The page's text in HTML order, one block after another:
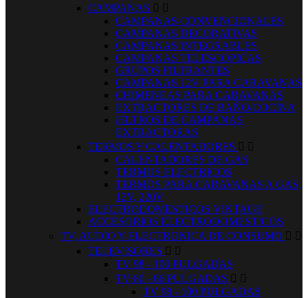
CAMPANAS  
CAMPANAS CONVENCIONALES
CAMPANAS DECORATIVAS
CAMPANAS INTEGRABLES
CAMPANAS TELESCOPICAS
GRUPOS FILTRANTES
CAMPANAS 12V PARA CARAVANAS
CHIMENEAS PARA CARAVANAS
EXTRACTORES DE BAÑO/COCINA
FILTROS DE CAMPANAS
EXTRACTORAS
TERMOS Y CALENTADORES  
CALENTADORES DE GAS
TERMOS ELECTRICOS
TERMOS PARA CARAVANAS A GAS,
12V, 220V
ELECTRODOMESTICOS VINTAGE
ACCESORIOS ELECTRODOMESTICOS
TV, AUDIO Y ELECTRONICA DE CONSUMO  
TELEVISORES  
TV 98 - 100 PULGADAS
TV 80 - 86 PULGADAS  
TV 98 - 100 PULGADAS